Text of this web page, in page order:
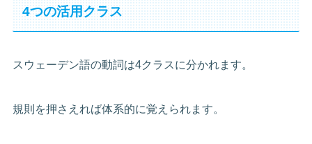
4つの活用クラス
スウェーデン語の動詞は4クラスに分かれます。
規則を押さえれば体系的に覚えられます。